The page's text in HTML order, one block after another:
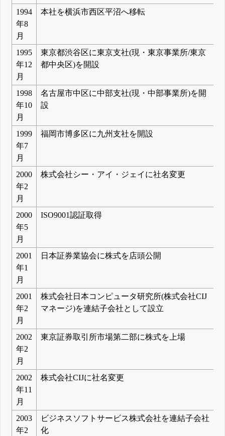
1994
年8
月
本社を横浜市西区平沼へ移転
1995
年12
月
東京都渋谷区に東京支社(現・東京事業所/東京
都中央区)を開設
1998
年10
月
名古屋市中区に中部支社(現・中部事業所)を開
設
1999
年7
月
福岡市博多区に九州支社を開設
2000
年2
月
株式会社シー・アイ・ジェイに社名変更
2000
年5
月
ISO9001認証取得
2001
年1
月
日本証券業協会に株式を店頭公開
2001
年2
月
株式会社日本コンピュータ研究所(株式会社CIJ
マネージ)を連結子会社として設立
2002
年2
月
東京証券取引所市場第二部に株式を上場
2002
年11
月
株式会社CIJに社名変更
2003
年2
ビジネスソフトサービス株式会社を連結子会社
化